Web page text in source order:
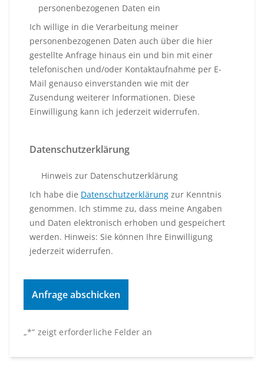
„*“ zeigt erforderliche Felder an
personenbezogenen Daten ein
Ich willige in die Verarbeitung meiner
personenbezogenen Daten auch über die hier
gestellte Anfrage hinaus ein und bin mit einer
telefonischen und/oder Kontaktaufnahme per E-
Mail genauso einverstanden wie mit der
Zusendung weiterer Informationen. Diese
Einwilligung kann ich jederzeit widerrufen.
Datenschutzerklärung
Hinweis zur Datenschutzerklärung
Ich habe die Datenschutzerklärung zur Kenntnis
genommen. Ich stimme zu, dass meine Angaben
und Daten elektronisch erhoben und gespeichert
werden. Hinweis: Sie können Ihre Einwilligung
jederzeit widerrufen.